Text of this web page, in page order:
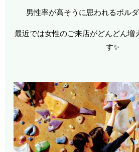
男性率が高そうに思われるボル
最近では女性のご来店がどんどん増
す✨